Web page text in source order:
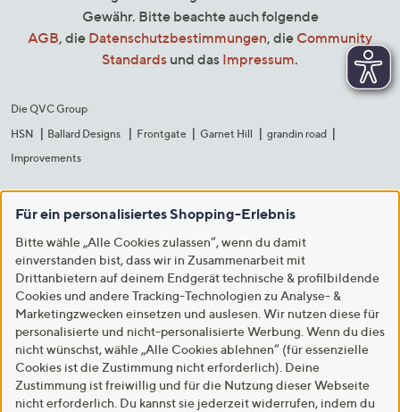
Gewähr. Bitte beachte auch folgende
AGB, die Datenschutzbestimmungen, die Community
Standards und das Impressum.
Die QVC Group
HSN
Ballard Designs Frontgate Garnet Hill
grandin road
Improvements
Für ein personalisiertes Shopping-Erlebnis
Bitte wähle „Alle Cookies zulassen“, wenn du damit
einverstanden bist, dass wir in Zusammenarbeit mit
Drittanbietern auf deinem Endgerät technische & profilbildende
Cookies und andere Tracking-Technologien zu Analyse- &
Marketingzwecken einsetzen und auslesen. Wir nutzen diese für
personalisierte und nicht-personalisierte Werbung. Wenn du dies
nicht wünschst, wähle „Alle Cookies ablehnen“ (für essenzielle
Cookies ist die Zustimmung nicht erforderlich). Deine
Zustimmung ist freiwillig und für die Nutzung dieser Webseite
nicht erforderlich. Du kannst sie jederzeit widerrufen, indem du